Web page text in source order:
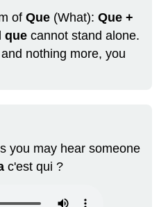
ofQue (What):Que +
que cannot stand alone.
nothing more, you
you may hear someone
c'est qui ?